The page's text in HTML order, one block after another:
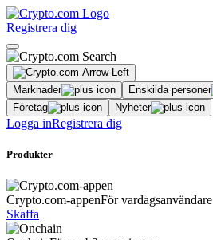
Registrera dig
Marknader
Enskilda personer
Företag
Nyheter
Logga inRegistrera dig
Produkter
Crypto.com-appenFör vardagsanvändare
Skaffa